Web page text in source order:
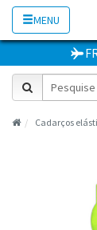
MENU
Cadarços